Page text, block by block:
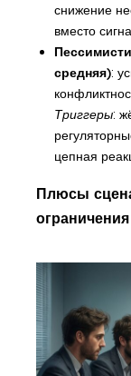
снижение
вместо
средняя):
Триггеры:
цепная
Плюсы
ограничения